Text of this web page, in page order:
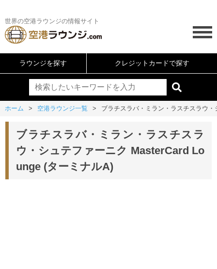
世界の空港ラウンジの情報サイト
ラウンジを探す クレジットカードで探す
ホーム 空港ラウンジ一覧 ブラチスラバ・ミラン・ラスチスラウ
ブラチスラバ・ミラン・ラスチスラ
ウ・シュテファーニク MasterCard Lo
unge (ターミナルA)